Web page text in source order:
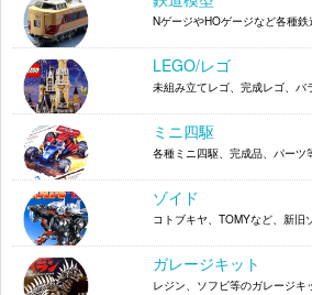
タミヤ 1/24 メルセデス CLK-GTR ディスプレ
デル 24195
タミヤ 1/24 アルファロメオ 155V6TI
タミヤ 1/24 オペル アストラ V8 クーペ オペ
ーム ホルツァー ディスプレイモデル 24248
モノグラム 1/24 フォード ムスタング GTP
タミヤ 1/24 メルセデス・ベンツ CLK DTM
チーム オリギナルタイレ 24237
NゲージやHOゲージなど各種鉄
LEGO/レゴ
未組み立てレゴ、完成レゴ、バ
ミニ四駆
各種ミニ四駆、完成品、パーツ
ゾイド
コトブキヤ、TOMYなど、新旧
ガレージキット
レジン、ソフビ等のガレージキ